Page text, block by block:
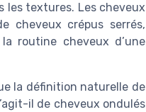
les textures. Les cheveux
cheveux crépus serrés,
routine cheveux d’une
la définition naturelle de
il de cheveux ondulés